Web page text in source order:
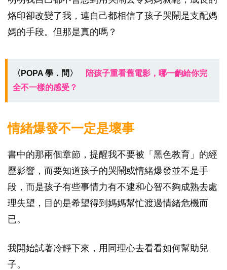
烙印卻改變了我，連自己都相信了孩子哭鬧是支配媽
媽的手段。但那是真的嗎？
〈POPA 學．問〉
陪孩子重看舊電影，哪一齣給你完
全不一樣的感受？
情緒爆發不一定是壞事
書中的那兩個章節，提醒我不要被「黑色教育」的經
歷影響，而要知道孩子的哭鬧或情緒爆發並不是手
段，而是孩子有些事情力有不逮和心智不夠成熟去處
理失望，目的是希望得到媽媽幫忙渡過情緒危機而
已。
我開始試著冷靜下來，用同理心去看看如何幫助兒
子。